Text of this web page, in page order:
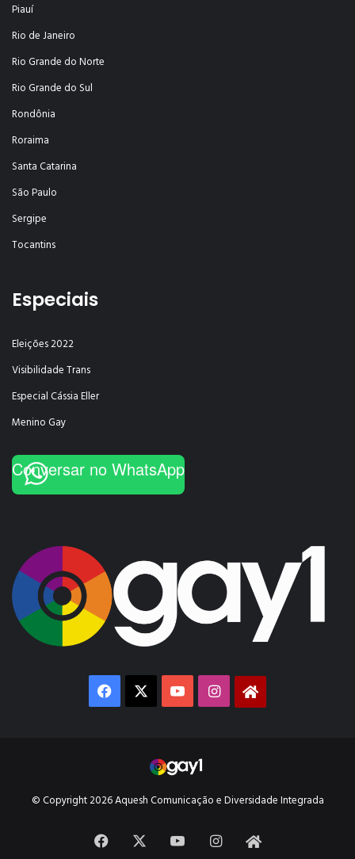
Piauí
Rio de Janeiro
Rio Grande do Norte
Rio Grande do Sul
Rondônia
Roraima
Santa Catarina
São Paulo
Sergipe
Tocantins
Especiais
Eleições 2022
Visibilidade Trans
Especial Cássia Eller
Menino Gay
Conversar no WhatsApp
Facebook YouTubeInstagramGay1
© Copyright 2026 Aquesh Comunicação e Diversidade Integrada
Facebook YouTubeInstagram